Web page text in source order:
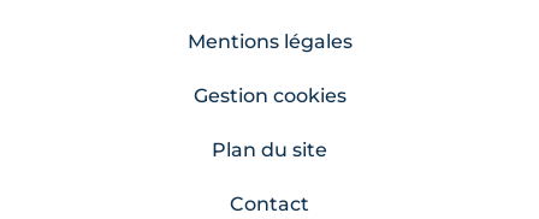
Mentions légales
Gestion cookies
Plan du site
Contact